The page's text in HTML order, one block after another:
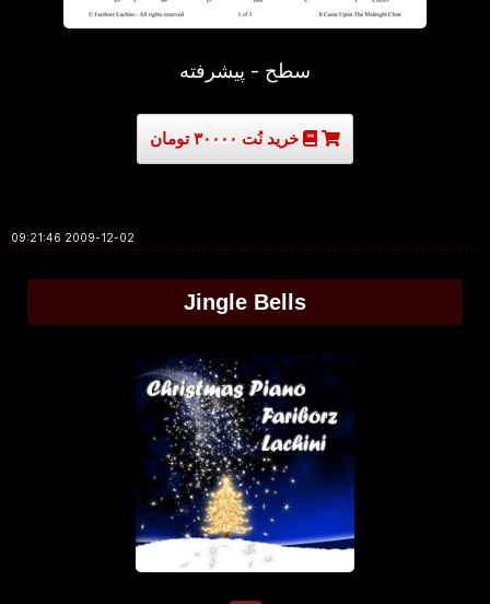
سطح - پیشرفته
خرید نُت ۳۰۰۰۰ تومان
2009-12-02 09:21:46
Jingle Bells